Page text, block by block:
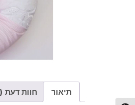
תיאור חוות דעת (0)